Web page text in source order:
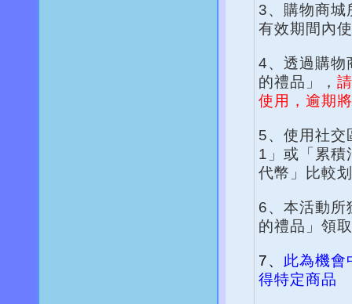
3、購物商城
有效期間內
4、透過購物
的禮品」，
使用，逾期
5、使用社交
1」或「累積
代幣」比較
6、本活動
的禮品」領
7、 此為機會
得特定商品